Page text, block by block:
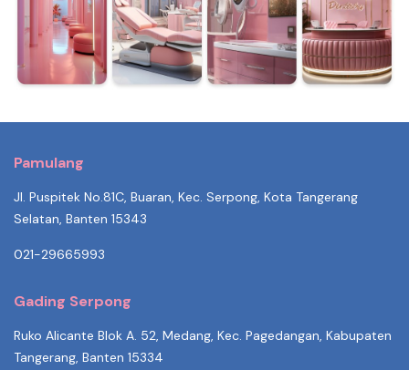
Pamulang
Jl. Puspitek No.81C, Buaran, Kec. Serpong, Kota Tangerang
Selatan, Banten 15343
021-29665993
Gading Serpong
Ruko Alicante Blok A. 52, Medang, Kec. Pagedangan, Kabupaten
Tangerang, Banten 15334